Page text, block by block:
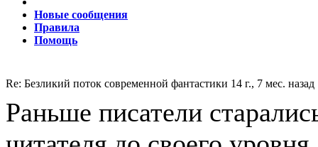
Новые сообщения
Правила
Помощь
Re: Безликий поток современной фантастики 14 г., 7 мес. назад
Раньше писатели